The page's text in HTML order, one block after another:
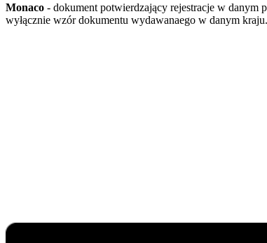
Monaco - dokument potwierdzający rejestracje w danym
wyłącznie wzór dokumentu wydawanaego w danym kraju.